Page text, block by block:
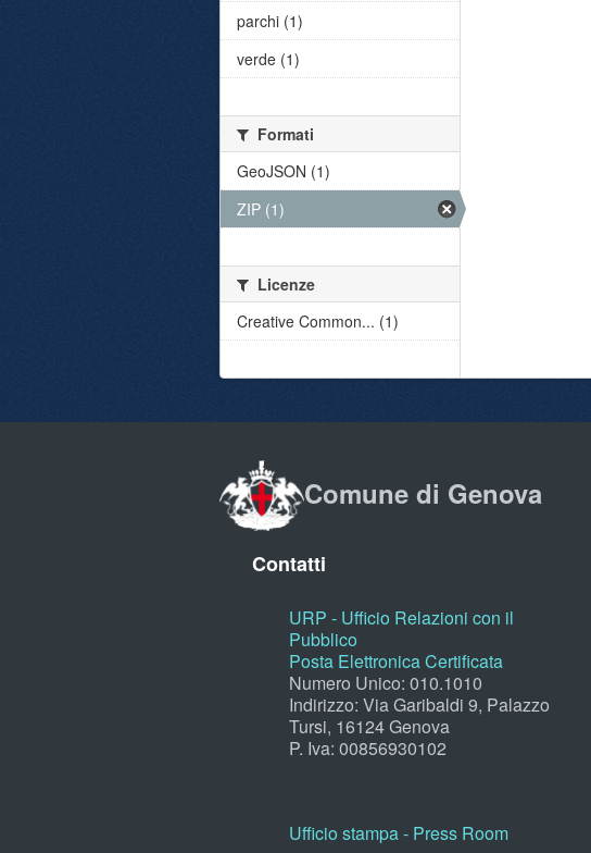
parchi (1)
verde (1)
Formati
GeoJSON (1)
ZIP (1)
Licenze
Creative Common... (1)
Comune di Genova
Contatti
URP - Ufficio Relazioni con il
Pubblico
Posta Elettronica Certificata
Numero Unico: 010.1010
Indirizzo: Via Garibaldi 9, Palazzo
Tursi, 16124 Genova
P. Iva: 00856930102
Ufficio stampa - Press Room